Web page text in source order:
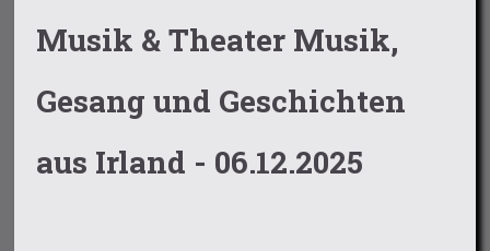
Musik & Theater Musik,
Gesang und Geschichten
aus Irland - 06.12.2025